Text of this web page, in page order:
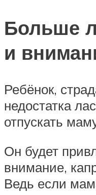
Больше
и
Ребёнок,
недостатка
отпускать
Он будет
внимание,
Ведь если